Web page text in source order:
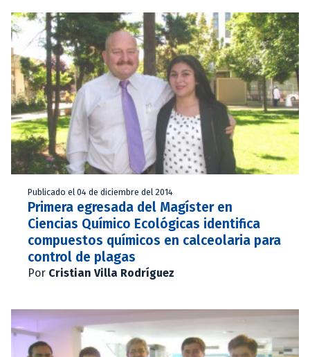
Publicado el 04 de diciembre del 2014
Primera egresada del Magíster en
Ciencias Químico Ecológicas identifica
compuestos químicos en calceolaria para
control de plagas
Por Cristian Villa Rodríguez